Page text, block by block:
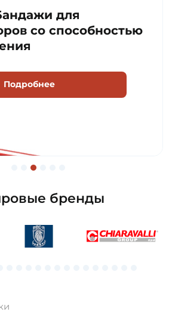
для
со способностью
Подробнее
бренды